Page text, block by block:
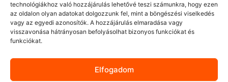
technológiákhoz való hozzájárulás lehetővé teszi számunkra, hogy ezen
az oldalon olyan adatokat dolgozzunk fel, mint a böngészési viselkedés
vagy az egyedi azonosítók. A hozzájárulás elmaradása vagy
visszavonása hátrányosan befolyásolhat bizonyos funkciókat és
funkciókat.
Elfogadom
ÁSZF
Adatvédelmi tájékoztató
Fizetés és szállítás
GY.I.K.